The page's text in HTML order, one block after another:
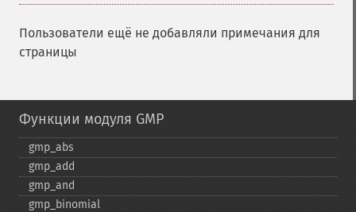
Пользователи ещё не добавляли примечания для
страницы
Функции модуля GMP
gmp_​abs
gmp_​add
gmp_​and
gmp_​binomial